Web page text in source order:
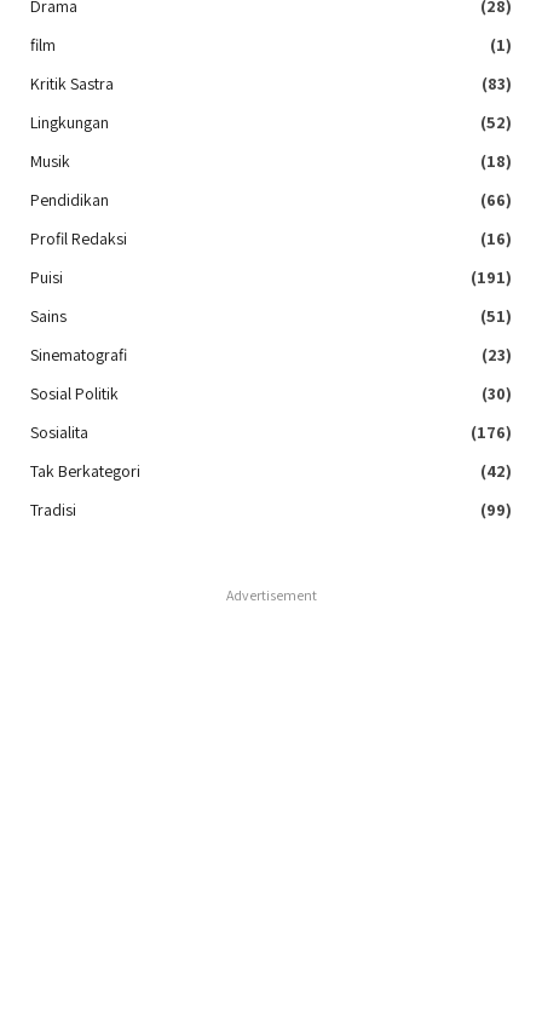
Drama
(28)
film
(1)
Kritik Sastra
(83)
Lingkungan
(52)
Musik
(18)
Pendidikan
(66)
Profil Redaksi
(16)
Puisi
(191)
Sains
(51)
Sinematografi
(23)
Sosial Politik
(30)
Sosialita
(176)
Tak Berkategori
(42)
Tradisi
(99)
Advertisement